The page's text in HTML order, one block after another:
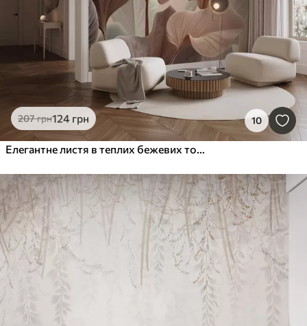
207грн124 грн 10
Елегантне листя в теплих бежевих тонах